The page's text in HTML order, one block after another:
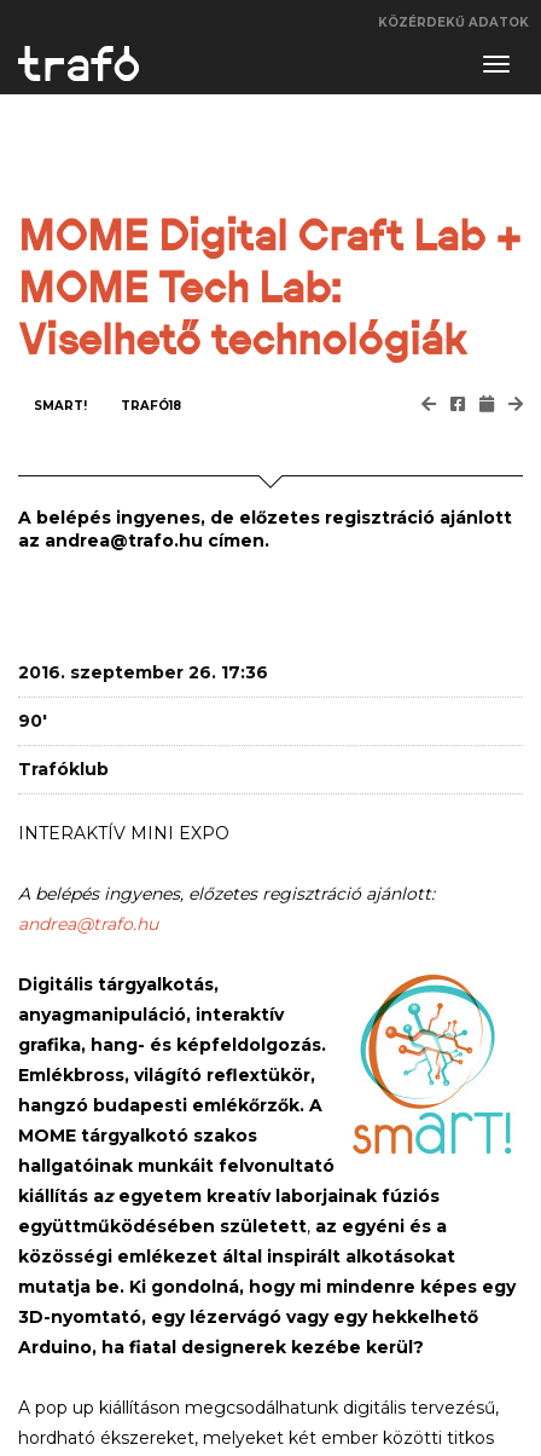
KÖZÉRDEKŰ ADATOK
MOME Digital Craft Lab +
MOME Tech Lab:
Viselhető technológiák
SMART! TRAFÓ18
A belépés ingyenes, de előzetes regisztráció ajánlott
az andrea@trafo.hu címen.
2016. szeptember 26. 17:36
90'
Trafóklub
INTERAKTÍV MINI EXPO
A belépés ingyenes, előzetes regisztráció ajánlott:
andrea@trafo.hu
Digitális tárgyalkotás,
anyagmanipuláció, interaktív
grafika, hang- és képfeldolgozás.
Emlékbross, világító reflextükör,
hangzó budapesti emlékőrzők. A
MOME tárgyalkotó szakos
hallgatóinak munkáit felvonultató
kiállítás az egyetem kreatív laborjainak fúziós
együttműködésében született, az egyéni és a
közösségi emlékezet által inspirált alkotásokat
mutatja be. Ki gondolná, hogy mi mindenre képes egy
3D-nyomtató, egy lézervágó vagy egy hekkelhető
Arduino, ha fiatal designerek kezébe kerül?
A pop up kiállításon megcsodálhatunk digitális tervezésű,
hordható ékszereket, melyeket két ember közötti titkos